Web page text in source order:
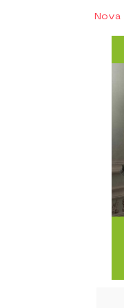
Nova